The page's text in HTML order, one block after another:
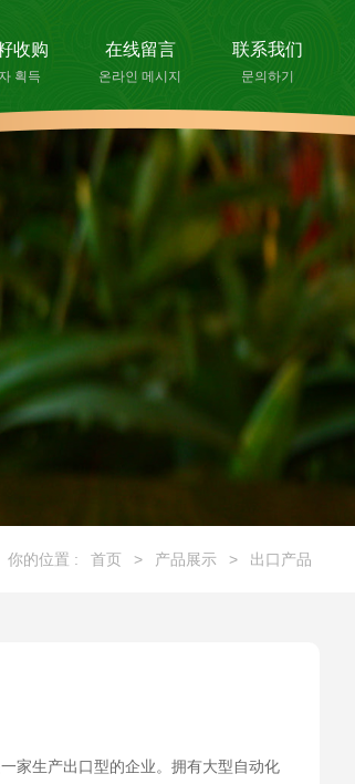
收购
획득
在线留言
온라인 메시지
联系我们
문의하기
你的位置 : 首页 > 产品展示 > 出口产品
家生产出口型的企业。拥有大型自动化